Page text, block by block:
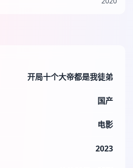
开局十个大帝都是我徒弟
国产
电影
2023